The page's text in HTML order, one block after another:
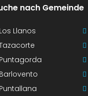
nach Gemeinde
Los Llanos
Puntagorda
Barlovento
Puntallana